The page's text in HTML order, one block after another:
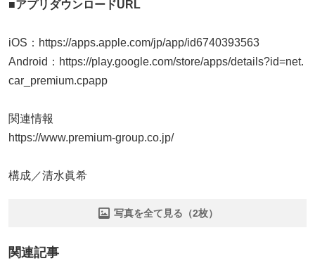
■アプリダウンロードURL
iOS：https://apps.apple.com/jp/app/id6740393563
Android：https://play.google.com/store/apps/details?id=net.
car_premium.cpapp
関連情報
https://www.premium-group.co.jp/
構成／清水眞希
写真を全て見る（2枚）
関連記事